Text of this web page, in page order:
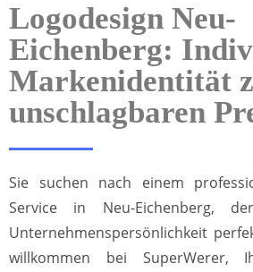
Logodesign Neu-
Eichenberg:
Markenidentität
unschlagbaren
Sie suchen nach einem
Service in Neu-Eichenberg,
Unternehmenspersönlichkeit
willkommen bei SuperWerer,